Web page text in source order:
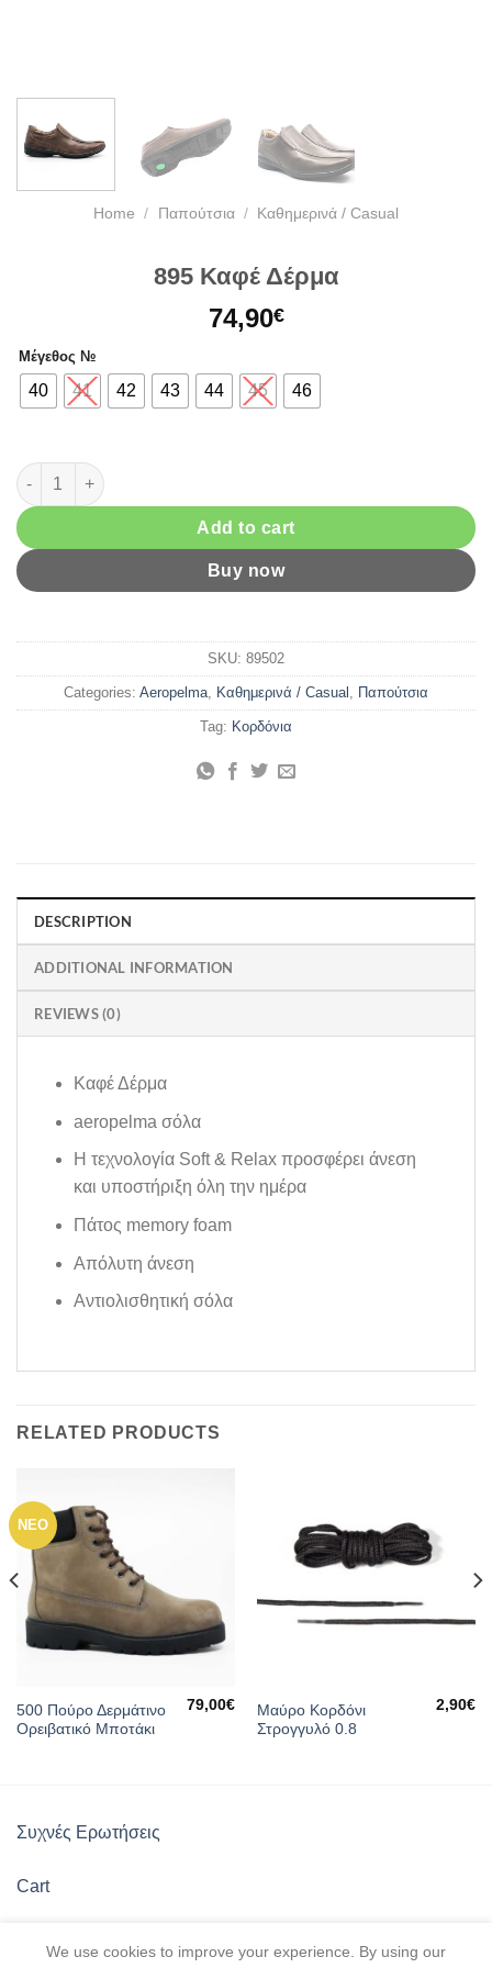
Home / Παπούτσια / Kαθημερινά / Casual
895 Καφέ Δέρμα
74,90€
Μέγεθος №
40 41 42 43 44 45 46
895 Καφέ Δέρμα quantity
Add to cart
Buy now
SKU: 89502
Categories: Aeropelma Kαθημερινά / Casual Παπούτσια
Tag: Κορδόνια
DESCRIPTION
ADDITIONAL INFORMATION
REVIEWS (0)
Καφέ Δέρμα
aeropelma σόλα
Η τεχνολογία Soft & Relax προσφέρει άνεση
και υποστήριξη όλη την ημέρα
Πάτος memory foam
Aπόλυτη άνεση
Aντιολισθητική σόλα
RELATED PRODUCTS
ΝΕΟ
500 Πούρο Δερμάτινο
Ορειβατικό Μποτάκι
79,00€
Μαύρο Κορδόνι
Στρογγυλό 0.8
2,90€
Συχνές Ερωτήσεις
Cart
We use cookies to improve your experience. By using our